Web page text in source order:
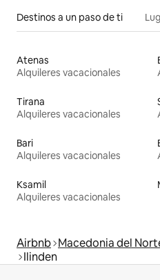
Destinos a un paso de ti
Atenas
Alquileres vacacionales
Tirana
Alquileres vacacionales
Bari
Alquileres vacacionales
Ksamil
Alquileres vacacionales
Airbnb Macedonia del
Ilinden